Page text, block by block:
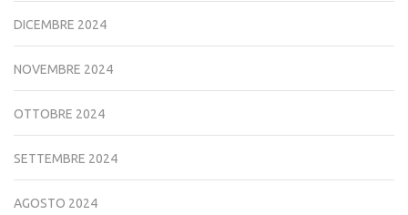
DICEMBRE 2024
NOVEMBRE 2024
OTTOBRE 2024
SETTEMBRE 2024
AGOSTO 2024